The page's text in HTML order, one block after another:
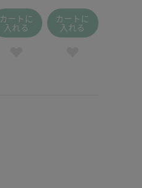
カートに
入れる
カートに
入れる